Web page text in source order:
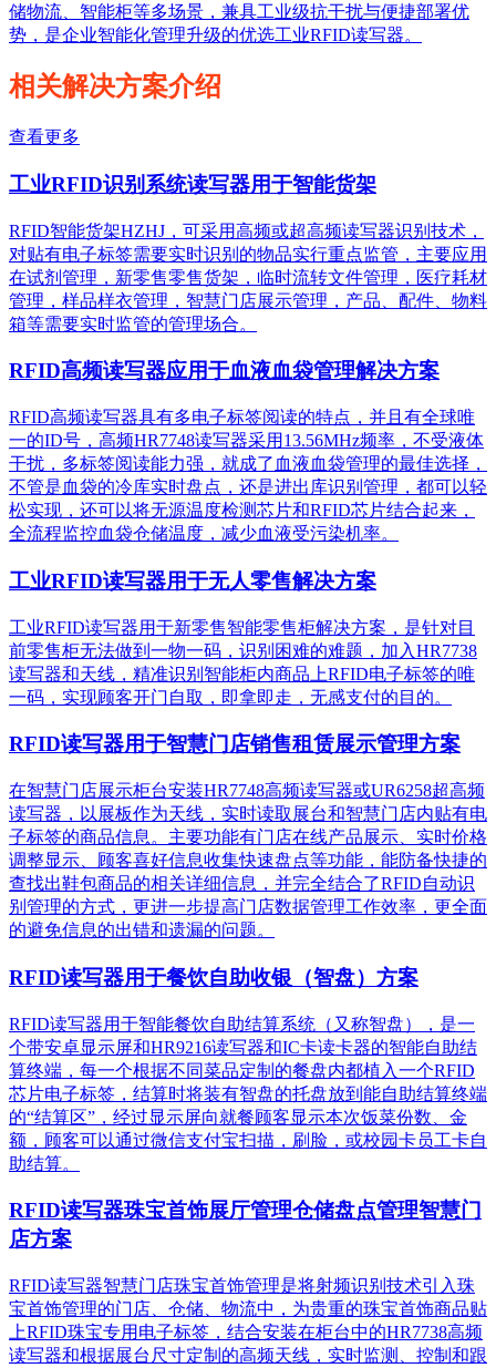
储物流、智能柜等多场景，兼具工业级抗干扰与便捷部署优
势，是企业智能化管理升级的优选工业RFID读写器。
相关解决方案介绍
查看更多
工业RFID识别系统读写器用于智能货架
RFID智能货架HZHJ，可采用高频或超高频读写器识别技术，
对贴有电子标签需要实时识别的物品实行重点监管，主要应用
在试剂管理，新零售零售货架，临时流转文件管理，医疗耗材
管理，样品样衣管理，智慧门店展示管理，产品、配件、物料
箱等需要实时监管的管理场合。
RFID高频读写器应用于血液血袋管理解决方案
RFID高频读写器具有多电子标签阅读的特点，并且有全球唯
一的ID号，高频HR7748读写器采用13.56MHz频率，不受液体
干扰，多标签阅读能力强，就成了血液血袋管理的最佳选择，
不管是血袋的冷库实时盘点，还是进出库识别管理，都可以轻
松实现，还可以将无源温度检测芯片和RFID芯片结合起来，
全流程监控血袋仓储温度，减少血液受污染机率。
工业RFID读写器用于无人零售解决方案
工业RFID读写器用于新零售智能零售柜解决方案，是针对目
前零售柜无法做到一物一码，识别困难的难题，加入HR7738
读写器和天线，精准识别​智能柜内商品上RFID电子标签的唯
一码，实现顾客开门自取，即拿即走，无感支付的目的。
RFID读写器用于智慧门店销售租赁展示管理方案
在智慧门店展示柜台安装HR7748高频读写器或UR6258超高频
读写器，以展板作为天线，实时读取展台和智慧门店内贴有电
子标签的商品信息。主要功能有门店在线产品展示、实时价格
调整显示、顾客喜好信息收集快速盘点等功能，能防备快捷的
查找出鞋包商品的相关详细信息，并完全结合了RFID自动识
别管理的方式，更进一步提高门店数据管理工作效率，更全面
的避免信息的出错和遗漏的问题。
RFID读写器用于餐饮自助收银（智盘）方案
RFID读写器用于智能餐饮自助结算系统（又称智盘），是一
个带安卓显示屏和HR9216读写器和IC卡读卡器的智能自助结
算终端，每一个根据不同菜品定制的餐盘内都植入一个RFID
芯片电子标签，结算时将装有智盘的托盘放到能自助结算终端
的“结算区”，经过显示屏向就餐顾客显示本次饭菜份数、金
额，顾客可以通过微信支付宝扫描，刷脸，或校园卡员工卡自
助结算。
RFID读写器珠宝首饰展厅管理仓储盘点管理智慧门
店方案
RFID读写器智慧门店珠宝首饰管理是将射频识别技术引入珠
宝首饰管理的门店、仓储、物流中，为贵重的珠宝首饰商品贴
上RFID珠宝专用电子标签，结合安装在柜台中的HR7738高频
读写器和根据展台尺寸定制的高频天线，实时监测、控制和跟